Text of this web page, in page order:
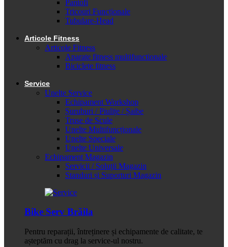
Pantofi
Tricouri Funcționale
Tubulare-Head
Articole Fitness
Articole Fitness
Aparate fitness multifunctionale
Biciclete fitness
Service
Unelte Service
Echipament Workshop
Șuruburi / Piulițe / Șaibe
Truse de Scule
Unelte Multifuncționale
Unelte Speciale
Unelte Universale
Echipament Magazin
Servicii / Soluții Magazin
Standuri și Suporturi Magazin
Bike Serv Brăila
Pentru reparații, întreținere și echipamente de calitate, te
așteptăm cu drag la service-ul nostru.